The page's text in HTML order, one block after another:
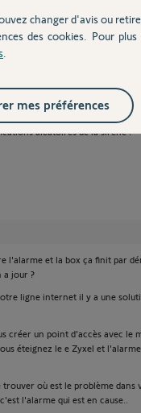
pas d’amélioration. Le
pour une durée à peu près
aléatoires de la sirène ?
l'alarme et la box ça finit par
a jour ?
ligne internet il y a une
créer un point d'accès avec le
éteignez le e Zyxel et
où est le problème dans
l'alarme qui est en cause..
changer d'avis ou
des cookies. Pour
mes préférences